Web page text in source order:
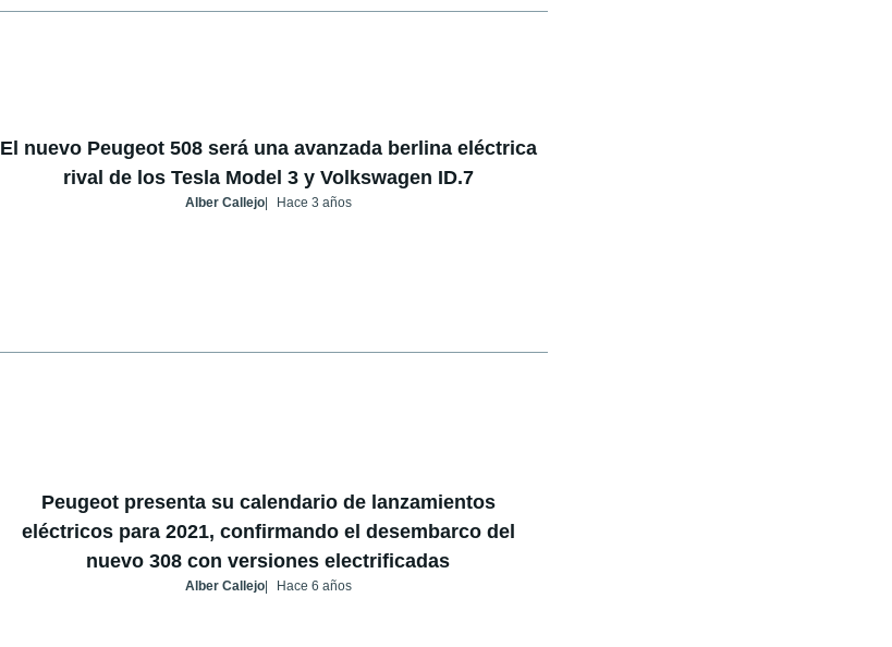
El nuevo Peugeot 508 será una avanzada berlina eléctrica
rival de los Tesla Model 3 y Volkswagen ID.7
Alber Callejo Hace 3 años
Peugeot presenta su calendario de lanzamientos
eléctricos para 2021, confirmando el desembarco del
nuevo 308 con versiones electrificadas
Alber Callejo Hace 6 años